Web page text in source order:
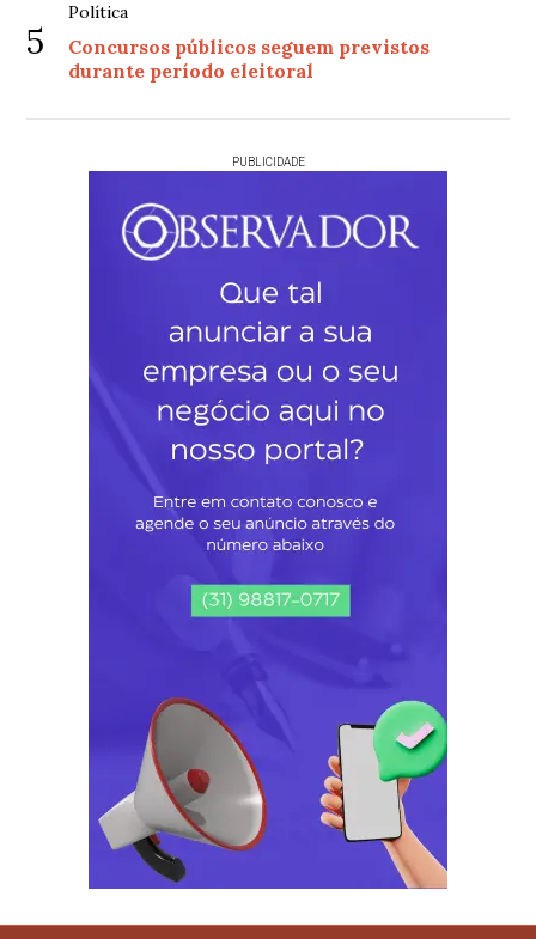
5
Política
Concursos públicos seguem previstos
durante período eleitoral
PUBLICIDADE